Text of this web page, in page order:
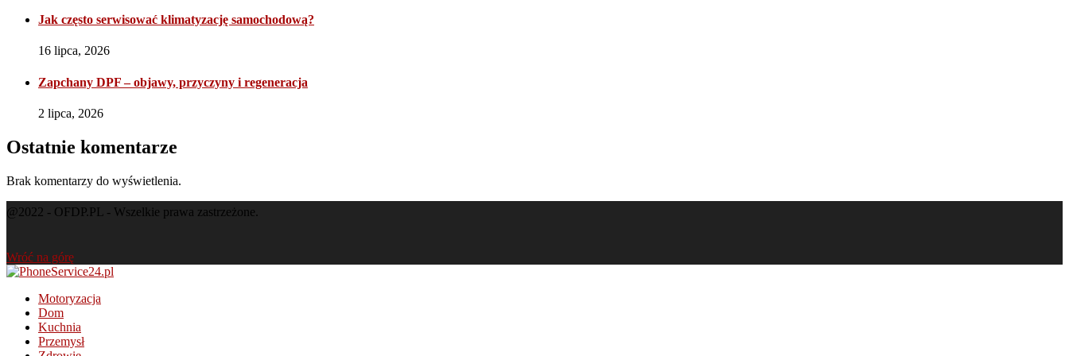
Jak często serwisować klimatyzację samochodową?
16 lipca, 2026
Zapchany DPF – objawy, przyczyny i regeneracja
2 lipca, 2026
Ostatnie komentarze
Brak komentarzy do wyświetlenia.
@2022 - OFDP.PL - Wszelkie prawa zastrzeżone.
Wróć na górę
Motoryzacja
Dom
Kuchnia
Przemysł